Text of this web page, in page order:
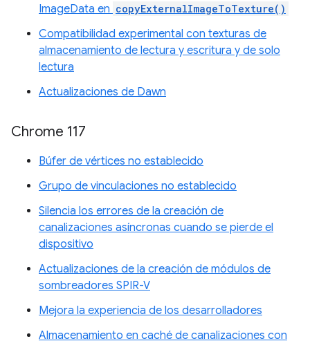
ImageData en copyExternalImageToTexture()
Compatibilidad experimental con texturas de
almacenamiento de lectura y escritura y de solo
lectura
Actualizaciones de Dawn
Chrome 117
Búfer de vértices no establecido
Grupo de vinculaciones no establecido
Silencia los errores de la creación de
canalizaciones asíncronas cuando se pierde el
dispositivo
Actualizaciones de la creación de módulos de
sombreadores SPIR-V
Mejora la experiencia de los desarrolladores
Almacenamiento en caché de canalizaciones con